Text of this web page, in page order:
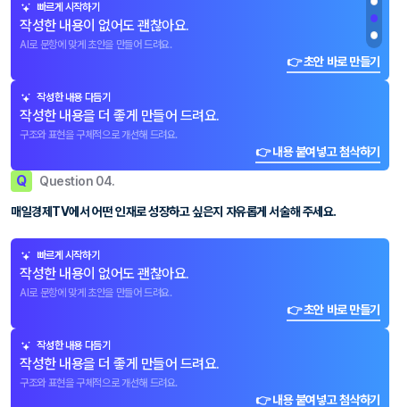
빠르게 시작하기
작성한 내용이 없어도 괜찮아요.
AI로 문항에 맞게 초안을 만들어 드려요.
👉 초안 바로 만들기
작성한 내용 다듬기
작성한 내용을 더 좋게 만들어 드려요.
구조와 표현을 구체적으로 개선해 드려요.
👉 내용 붙여넣고 첨삭하기
Q Question 04.
매일경제TV에서 어떤 인재로 성장하고 싶은지 자유롭게 서술해 주세요.
빠르게 시작하기
작성한 내용이 없어도 괜찮아요.
AI로 문항에 맞게 초안을 만들어 드려요.
👉 초안 바로 만들기
작성한 내용 다듬기
작성한 내용을 더 좋게 만들어 드려요.
구조와 표현을 구체적으로 개선해 드려요.
👉 내용 붙여넣고 첨삭하기